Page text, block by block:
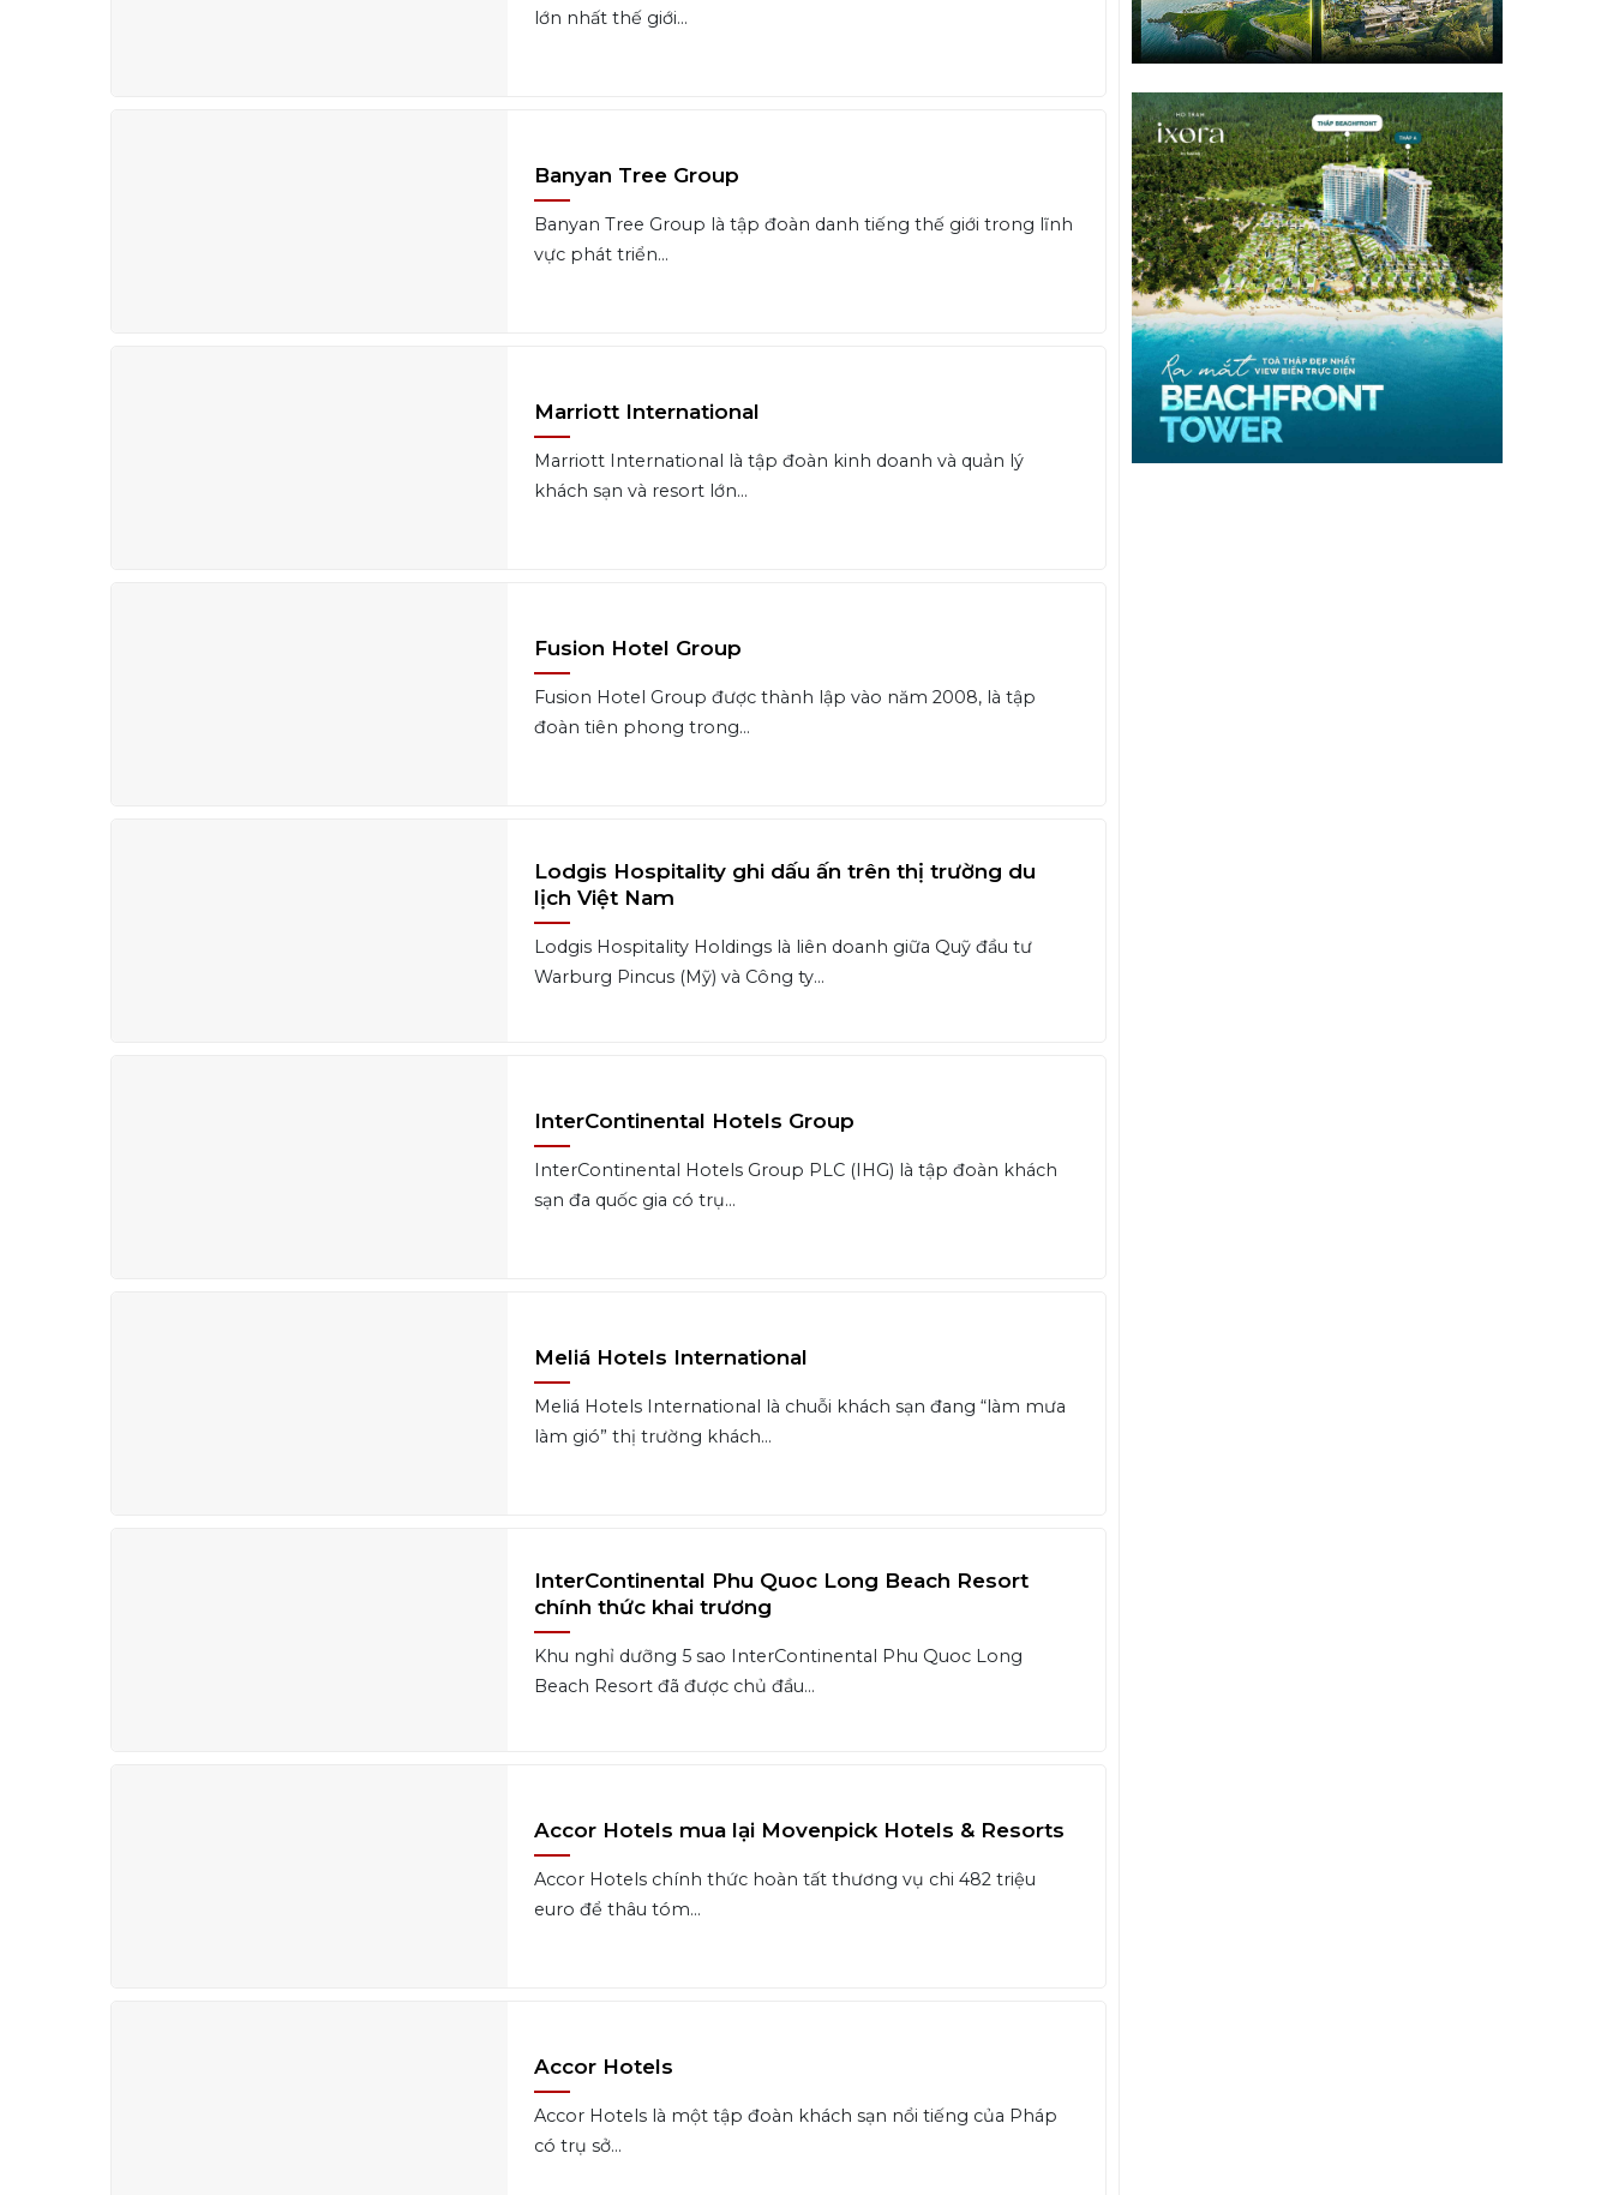
lớn nhất thế giới...
Banyan Tree Group
Banyan Tree Group là tập đoàn danh tiếng thế giới trong lĩnh
vực phát triển...
Marriott International
Marriott International là tập đoàn kinh doanh và quản lý
khách sạn và resort lớn...
Fusion Hotel Group
Fusion Hotel Group được thành lập vào năm 2008, là tập
đoàn tiên phong trong...
Lodgis Hospitality ghi dấu ấn trên thị trường du
lịch Việt Nam
Lodgis Hospitality Holdings là liên doanh giữa Quỹ đầu tư
Warburg Pincus (Mỹ) và Công ty...
InterContinental Hotels Group
InterContinental Hotels Group PLC (IHG) là tập đoàn khách
sạn đa quốc gia có trụ...
Meliá Hotels International
Meliá Hotels International là chuỗi khách sạn đang “làm mưa
làm gió” thị trường khách...
InterContinental Phu Quoc Long Beach Resort
chính thức khai trương
Khu nghỉ dưỡng 5 sao InterContinental Phu Quoc Long
Beach Resort đã được chủ đầu...
Accor Hotels mua lại Movenpick Hotels & Resorts
Accor Hotels chính thức hoàn tất thương vụ chi 482 triệu
euro để thâu tóm...
Accor Hotels
Accor Hotels là một tập đoàn khách sạn nổi tiếng của Pháp
có trụ sở...